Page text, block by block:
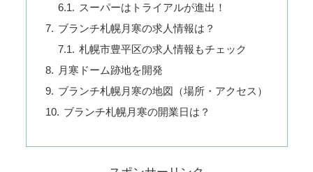
スーパーはトライアルが進出！
ブランチ札幌月寒の求人情報は？
札幌市豊平区の求人情報もチェック
月寒ドーム跡地を開発
ブランチ札幌月寒の地図（場所・アクセス）
ブランチ札幌月寒の開業日は？